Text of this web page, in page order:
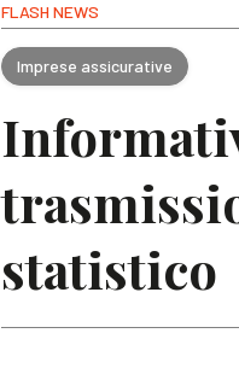
FLASH NEWS
Imprese assicurative
statistico